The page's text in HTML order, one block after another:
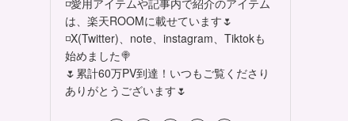
は、楽天ROOMに載せています🌷
◽X(Twitter)、note、instagram、Tiktokも
始めました🍭
🌷累計60万PV到達！いつもご覧くださり
ありがとうございます🌷